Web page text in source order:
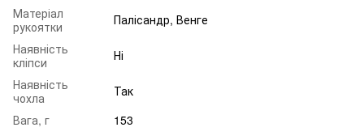
Матеріал
рукоятки
Палісандр, Венге
Наявність
кліпси
Ні
Наявність
чохла
Так
Вага, г
153